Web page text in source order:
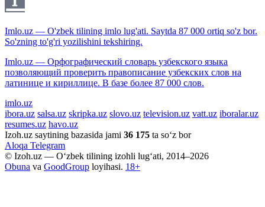
Imlo.uz — O'zbek tilining imlo lug'ati. Saytda 87 000 ortiq so'z bor.
So'zning to'g'ri yozilishini tekshiring.
Imlo.uz — Орфографический словарь узбекского языка
позволяющий проверить правописание узбекских слов на
латинице и кириллице. В базе более 87 000 слов.
imlo.uz
ibora.uz salsa.uz skripka.uz slovo.uz television.uz vatt.uz iboralar.uz
resumes.uz havo.uz
Izoh.uz saytining bazasida jami 36 175 ta so‘z bor
Aloqa Telegram
© Izoh.uz — O‘zbek tilining izohli lug‘ati, 2014–2026
Obuna va GoodGroup loyihasi. 18+